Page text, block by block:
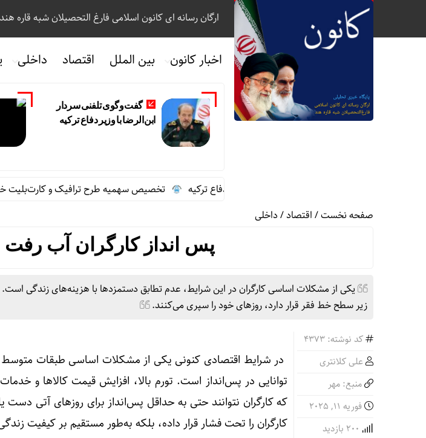
ارگان رسانه ای کانون اسلامی فارغ التحصیلان شبه قاره هند
اخبار کانون بین الملل اقتصاد داخلی
گفت‌وگوی تلفنی سردار
ابن‌الرضا با وزیر دفاع ترکیه
گفت‌وگوی تلفنی سردار ابن‌الرضا با وزیر دفاع ترکیه تخصیص سهمیه طرح ترافیک و کارت‌بلیت
صفحه نخست/اقتصاد/داخلی
پس انداز کارگران آب رفت
یکی از مشکلات اساسی کارگران در این شرایط، عدم تطابق دستمزدها با هزینه‌های زندگی است.
زیر سطح خط فقر قرار دارد، روزهای خود را سپری می‌کنند.
کد نوشته: 4373
علی کلانتری
منبع: مهر
فوریه 11, 2025
در شرایط اقتصادی کنونی یکی از مشکلات اساسی طبقات متوسط و
توانایی در پس‌انداز است. تورم بالا، افزایش قیمت کالاها و
که کارگران نتوانند حتی به حداقل پس‌انداز برای روزهای آتی دست
کارگران را تحت فشار قرار داده، بلکه به‌طور مستقیم بر کیفیت